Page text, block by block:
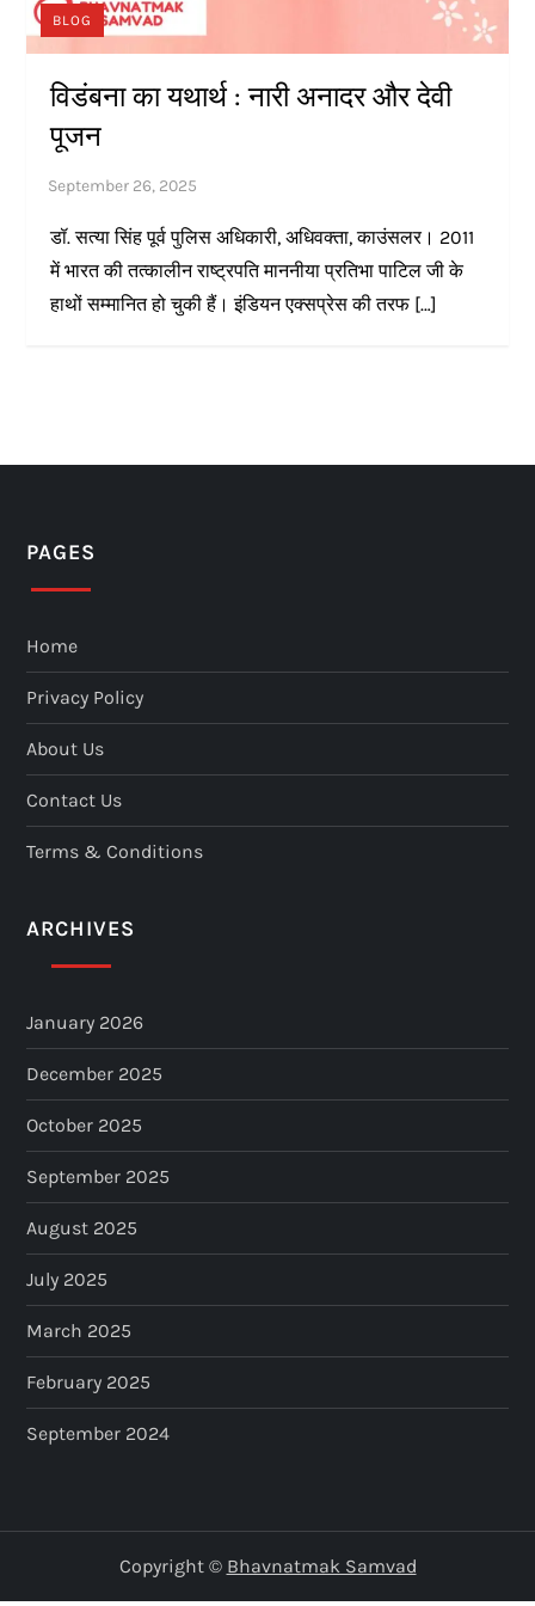
BLOG
विडंबना का यथार्थ : नारी अनादर और देवी
पूजन
डॉ. सत्या सिंह पूर्व पुलिस अधिकारी, अधिवक्ता, काउंसलर। 2011
में भारत की तत्कालीन राष्ट्रपति माननीया प्रतिभा पाटिल जी के
हाथों सम्मानित हो चुकी हैं। इंडियन एक्सप्रेस की तरफ […]
PAGES
Home
Privacy Policy
About Us
Contact Us
Terms & Conditions
ARCHIVES
January 2026
December 2025
October 2025
September 2025
August 2025
July 2025
March 2025
February 2025
September 2024
Copyright © Bhavnatmak Samvad